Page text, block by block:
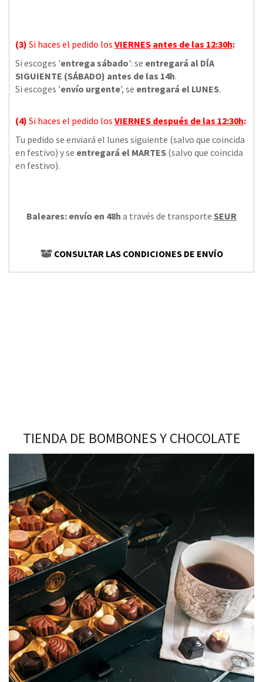
(3) Si haces el pedido los VIERNES antes de las 12:30h:
Si escoges 'entrega sábado': se entregará al DÍA
SIGUIENTE (SÁBADO) antes de las 14h.
Si escoges 'envío urgente', se entregará el LUNES.
(4) Si haces el pedido los VIERNES después de las 12:30h:
Tu pedido se enviará el lunes siguiente (salvo que coincida
en festivo) y se entregará el MARTES (salvo que coincida
en festivo).
Baleares: envío en 48h a través de transporte SEUR
CONSULTAR LAS CONDICIONES DE ENVÍO
TIENDA DE BOMBONES Y CHOCOLATE